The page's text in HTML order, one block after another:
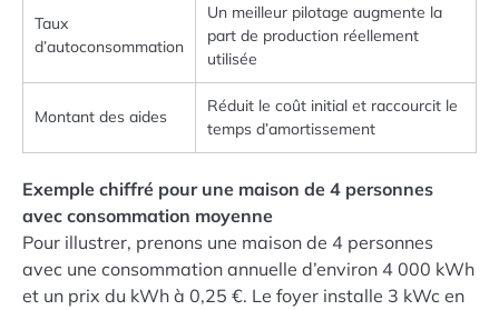
Taux
d’autoconsommation
Un meilleur pilotage augmente la
part de production réellement
utilisée
Montant des aides
Réduit le coût initial et raccourcit le
temps d’amortissement
Exemple chiffré pour une maison de 4 personnes
avec consommation moyenne
Pour illustrer, prenons une maison de 4 personnes
avec une consommation annuelle d’environ 4 000 kWh
et un prix du kWh à 0,25 €. Le foyer installe 3 kWc en